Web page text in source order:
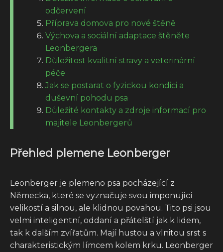
odčervení
Příprava domova pro nové štěně
Výchova a sociální adaptace štěněte
Leonbergera
Důležitost kvalitní stravy a veterinární
péče
Jak se postarat o fyzickou kondici a
duševní pohodu psa
Důležité kontakty a zdroje informací pro
majitele Leonbergerů
Přehled plemene Leonberger
Leonberger je plemeno psa pocházející z
Německa, které se vyznačuje svou imponující
velikostí a silnou, ale klidnou povahou. Tito psi jsou
velmi inteligentní, oddaní a přátelští jak k lidem,
tak k dalším zvířatům. Mají hustou a vlnitou srst s
charakteristickým límcem kolem krku. Leonberger